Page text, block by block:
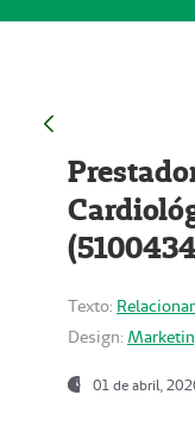
Texto:
Design:
01 de abril,